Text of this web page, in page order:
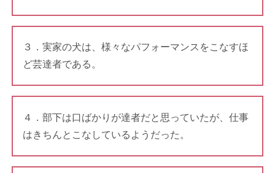
３．実家の犬は、様々なパフォーマンスをこなすほ
ど芸達者である。
４．部下は口ばかりが達者だと思っていたが、仕事
はきちんとこなしているようだった。